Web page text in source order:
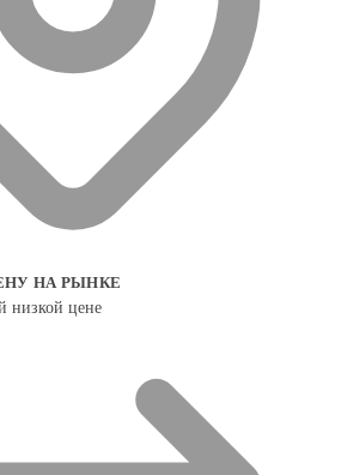
НА РЫНКЕ
низкой цене